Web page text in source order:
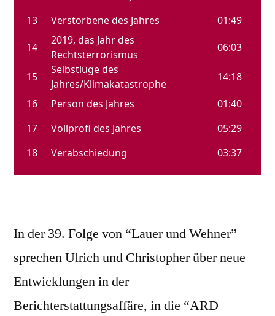
In der 39. Folge von “Lauer und Wehner”
sprechen Ulrich und Christopher über neue
Entwicklungen in der
Berichterstattungsaffäre, in die “ARD